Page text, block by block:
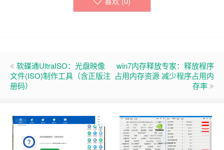
软碟通UltraISO：光盘映像
文件(ISO)制作工具（含正版注
册码）
win7内存释放专家：释放程序
占用内存资源 减少程序占用内
存率